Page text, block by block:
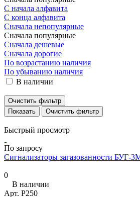
С начала алфавита
С конца алфавита
Сначала непопулярные
Сначала популярные
Сначала дешевые
Сначала дорогие
По возрастанию наличия
По убыванию наличия
В наличии
Очистить фильтр
Очистить фильтр
Быстрый просмотр
По запросу
Сигнализаторы загазованности БУГ-
0
В наличии
Арт. P250